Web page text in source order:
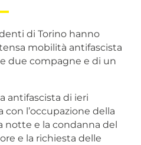
di Torino hanno
mobilità antifascista
due compagne e di un
antifascista di ieri
l’occupazione della
notte e la condanna del
e la richiesta delle